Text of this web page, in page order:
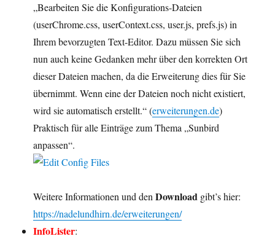
„Bearbeiten Sie die Konfigurations-Dateien
(userChrome.css, userContext.css, user.js, prefs.js) in
Ihrem bevorzugten Text-Editor. Dazu müssen Sie sich
nun auch keine Gedanken mehr über den korrekten Ort
dieser Dateien machen, da die Erweiterung dies für Sie
übernimmt. Wenn eine der Dateien noch nicht existiert,
wird sie automatisch erstellt.“ (erweiterungen.de)
Praktisch für alle Einträge zum Thema „Sunbird
anpassen“.
Weitere Informationen und denDownload gibt’s hier:
https://nadelundhirn.de/erweiterungen/
InfoLister: